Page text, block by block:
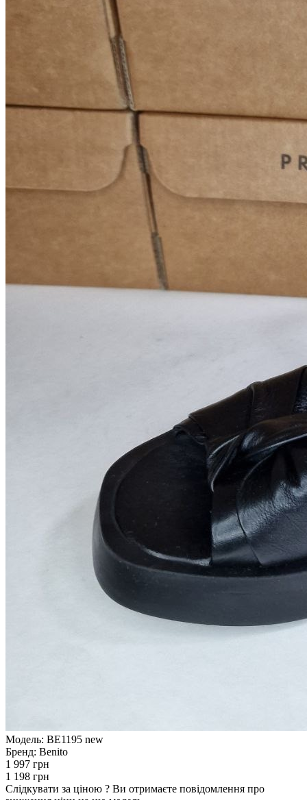
Модель: BE1195 new
Бренд: Benito
1 997 грн
1 198 грн
Слідкувати за ціною ? Ви отримаєте повідомлення про